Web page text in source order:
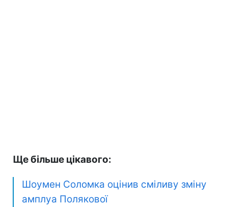
Ще більше цікавого:
Шоумен Соломка оцінив сміливу зміну
амплуа Полякової